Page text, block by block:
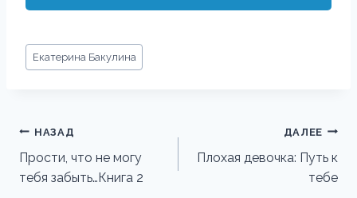
Метки
записи:
Екатерина Бакулина
Навигация
по
записям
НАЗАД
Прости, что не могу
тебя забыть…Книга 2
ДАЛЕЕ
Плохая девочка: Путь к
тебе